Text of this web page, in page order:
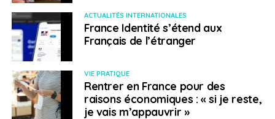
ACTUALITÉS INTERNATIONALES
France Identité s’étend aux
Français de l’étranger
VIE PRATIQUE
Rentrer en France pour des
raisons économiques : « si je reste,
je vais m’appauvrir »